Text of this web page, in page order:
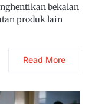
bekalan
produk lain
Read More